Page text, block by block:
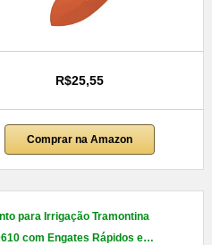
R$25,55
Comprar na Amazon
para Irrigação Tramontina
com Engates Rápidos e…